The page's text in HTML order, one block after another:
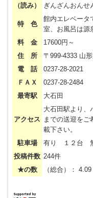
（読み） ぎんざんおんせ
特 色
館内エレベータ
室、お風呂は源
料 金
17600円～
住 所
〒999-4333 山
電 話
0237-28-2021
ＦＡＸ
0237-28-2484
最寄駅
大石田
アクセス
大石田駅より
までの送迎をご
載下さい。
駐車場
有り １２台
投稿件数 244件
★の数
（総合）： 4.09